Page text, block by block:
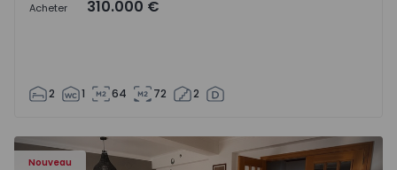
Acheter 310.000 €
2 1 64 72 2
Nouveau
- 1573477 - 14
Appartement T3 Barreiro, Sto. Ant. Charneca / Vila Chã -